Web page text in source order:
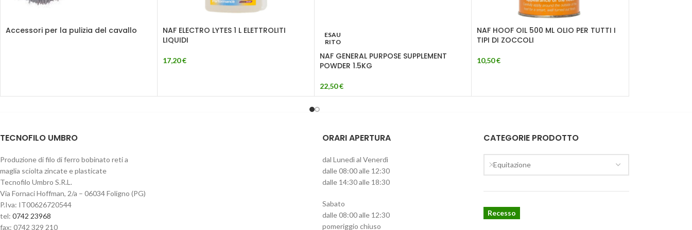
Accessori per la pulizia del cavallo
NAF ELECTRO LYTES 1 L ELETTROLITI
LIQUIDI
17,20€
ESAU
RITO
NAF GENERAL PURPOSE SUPPLEMENT
POWDER 1.5KG
22,50€
NAF HOOF OIL 500 ML OLIO PER TUTTI I
TIPI DI ZOCCOLI
10,50€
TECNOFILO UMBRO
Produzione di filo di ferro bobinato reti a
maglia sciolta zincate e plasticate
Tecnofilo Umbro S.R.L.
Via Fornaci Hoffman, 2/a – 06034 Foligno (PG)
P.Iva: IT00626720544
tel: 0742 23968
fax: 0742 329 210
ORARI APERTURA
dal Lunedì al Venerdì
dalle 08:00 alle 12:30
dalle 14:30 alle 18:30
Sabato
dalle 08:00 alle 12:30
pomeriggio chiuso
CATEGORIE PRODOTTO
Equitazione
Recesso